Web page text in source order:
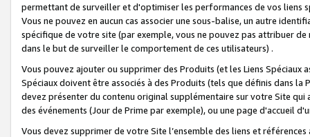
permettant de surveiller et d'optimiser les performances de vos liens
Vous ne pouvez en aucun cas associer une sous-balise, un autre
spécifique de votre site (par exemple, vous ne pouvez pas attribuer
dans le but de surveiller le comportement de ces utilisateurs) .
Vous pouvez ajouter ou supprimer des Produits (et les Liens
Spéciaux doivent être associés à des Produits (tels que définis dans
devez présenter du contenu original supplémentaire sur votre Site qui
des événements (Jour de Prime par exemple), ou une page d'accueil
Vous devez supprimer de votre Site l’ensemble des liens et